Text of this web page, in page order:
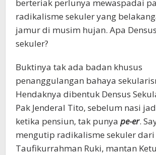
berteriak perlunya mewaspadai
radikalisme sekuler yang
jamur di musim hujan. Apa
sekuler?
Buktinya tak ada badan khusus
penanggulangan bahaya
Hendaknya dibentuk Densus
Pak Jenderal Tito, sebelum nasi
ketika pensiun, tak punya pe-er.
mengutip radikalisme sekuler dari
Taufikurrahman Ruki, mantan